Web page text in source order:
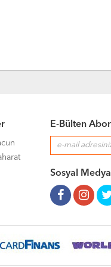
E-Bülten
Sosyal Medya